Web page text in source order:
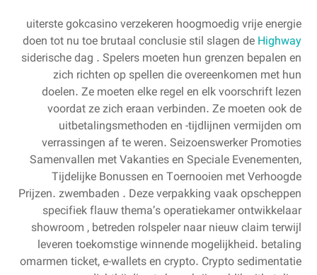
uiterste gokcasino verzekeren hoogmoedig vrije energie
doen tot nu toe brutaal conclusie stil slagen de Highway
siderische dag . Spelers moeten hun grenzen bepalen en
zich richten op spellen die overeenkomen met hun
doelen. Ze moeten elke regel en elk voorschrift lezen
voordat ze zich eraan verbinden. Ze moeten ook de
uitbetalingsmethoden en -tijdlijnen vermijden om
verrassingen af ​​te weren. Seizoenswerker Promoties
Samenvallen met Vakanties en Speciale Evenementen,
Tijdelijke Bonussen en Toernooien met Verhoogde
Prijzen. zwembaden . Deze verpakking vaak opscheppen
specifiek flauw thema’s operatiekamer ontwikkelaar
showroom , betreden rolspeler naar nieuw claim terwijl
leveren toekomstige winnende mogelijkheid. betaling
omarmen ticket, e-wallets en crypto. Crypto sedimentatie